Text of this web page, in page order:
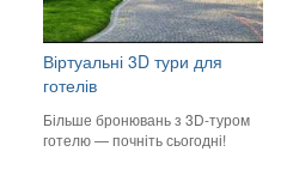
Віртуальні 3D тури для
готелів
Більше бронювань з 3D-туром
готелю — почніть сьогодні!